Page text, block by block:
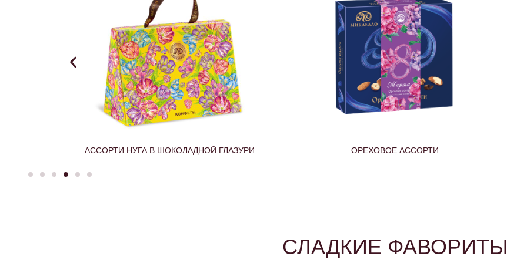
ОРЕХОВОЕ АССОРТИ АССОРТИ НУГА В ШОКОЛАДНОЙ ГЛАЗУРИ
СЛАДКИЕ ФАВОРИТЫ